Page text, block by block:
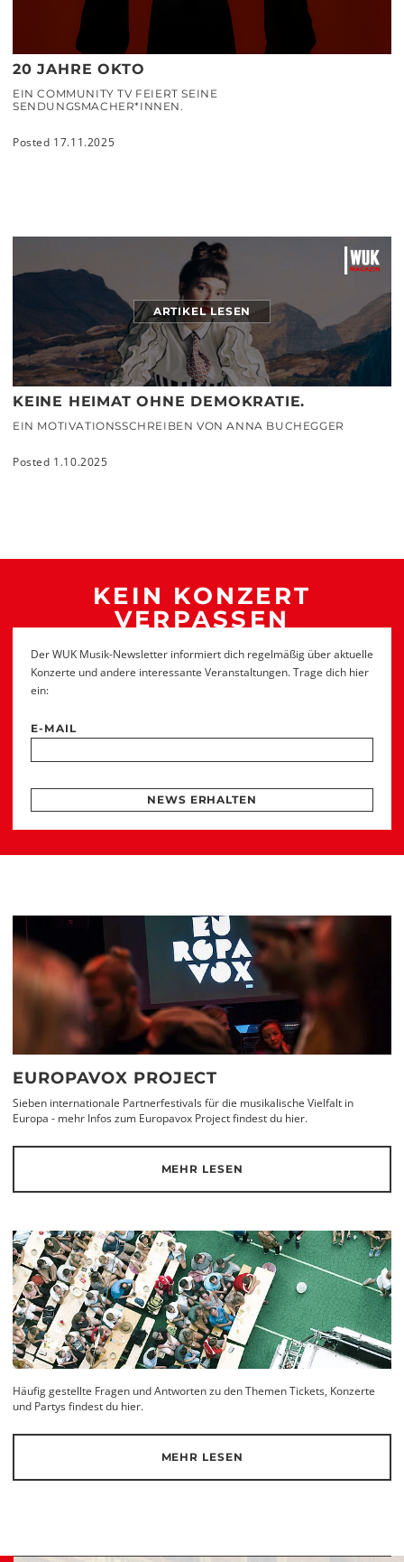
20 JAHRE OKTO
EIN COMMUNITY TV FEIERT SEINE
SENDUNGSMACHER*INNEN.
Posted 17.11.2025
ARTIKEL LESEN
KEINE HEIMAT OHNE DEMOKRATIE.
EIN MOTIVATIONSSCHREIBEN VON ANNA BUCHEGGER
Posted 1.10.2025
KEIN KONZERT
VERPASSEN
Der WUK Musik-Newsletter informiert dich regelmäßig über aktuelle
Konzerte und andere interessante Veranstaltungen. Trage dich hier
ein:
E-MAIL
NEWS ERHALTEN
EUROPAVOX PROJECT
Sieben internationale Partnerfestivals für die musikalische Vielfalt in
Europa - mehr Infos zum Europavox Project findest du hier.
MEHR LESEN
Häufig gestellte Fragen und Antworten zu den Themen Tickets, Konzerte
und Partys findest du hier.
MEHR LESEN